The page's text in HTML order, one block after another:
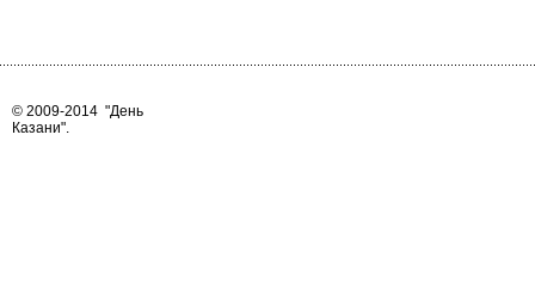
© 2009-2014 "День
Казани".